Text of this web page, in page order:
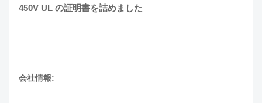
450V UL の証明書を詰めました
会社情報: